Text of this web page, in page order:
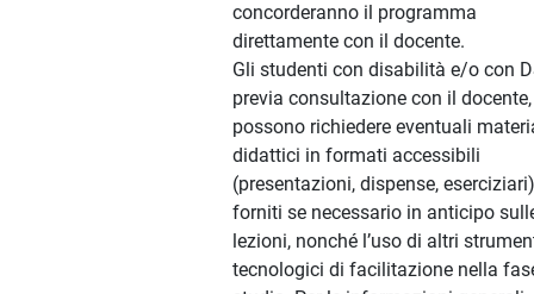
concorderanno il programma
direttamente con il docente.
Gli studenti con disabilità e/o con
previa consultazione con il docente,
possono richiedere eventuali
didattici in formati accessibili
(presentazioni, dispense,
forniti se necessario in anticipo
lezioni, nonché l’uso di altri
tecnologici di facilitazione nella